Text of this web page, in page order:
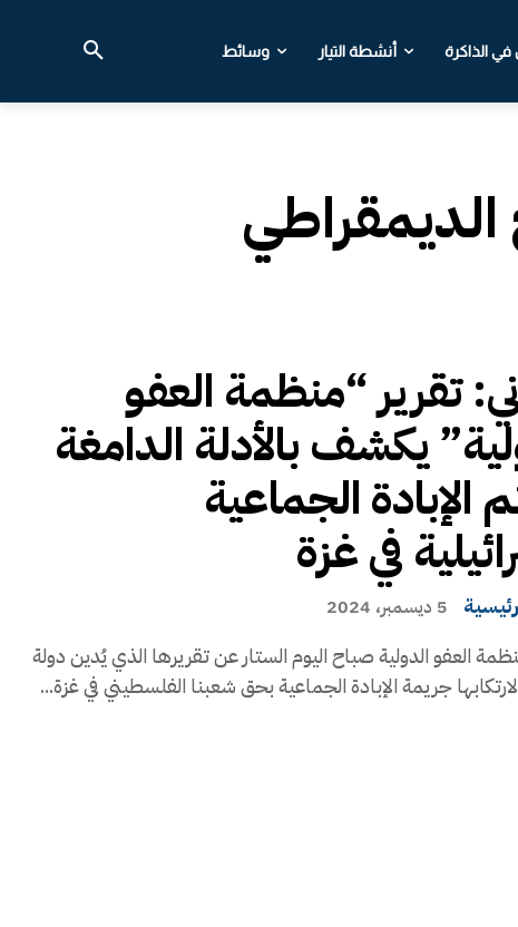
في الذاكرة أنشطة التيار وسائط
الديمقراطي
تقرير “منظمة العفو
يكشف بالأدلة الدامغة
الإبادة الجماعية
في غزة
5 ديسمبر، 2024
العفو الدولية صباح اليوم الستار عن تقريرها الذي يُدين دولة
لارتكابها جريمة الإبادة الجماعية بحق شعبنا الفلسطيني في غزة...